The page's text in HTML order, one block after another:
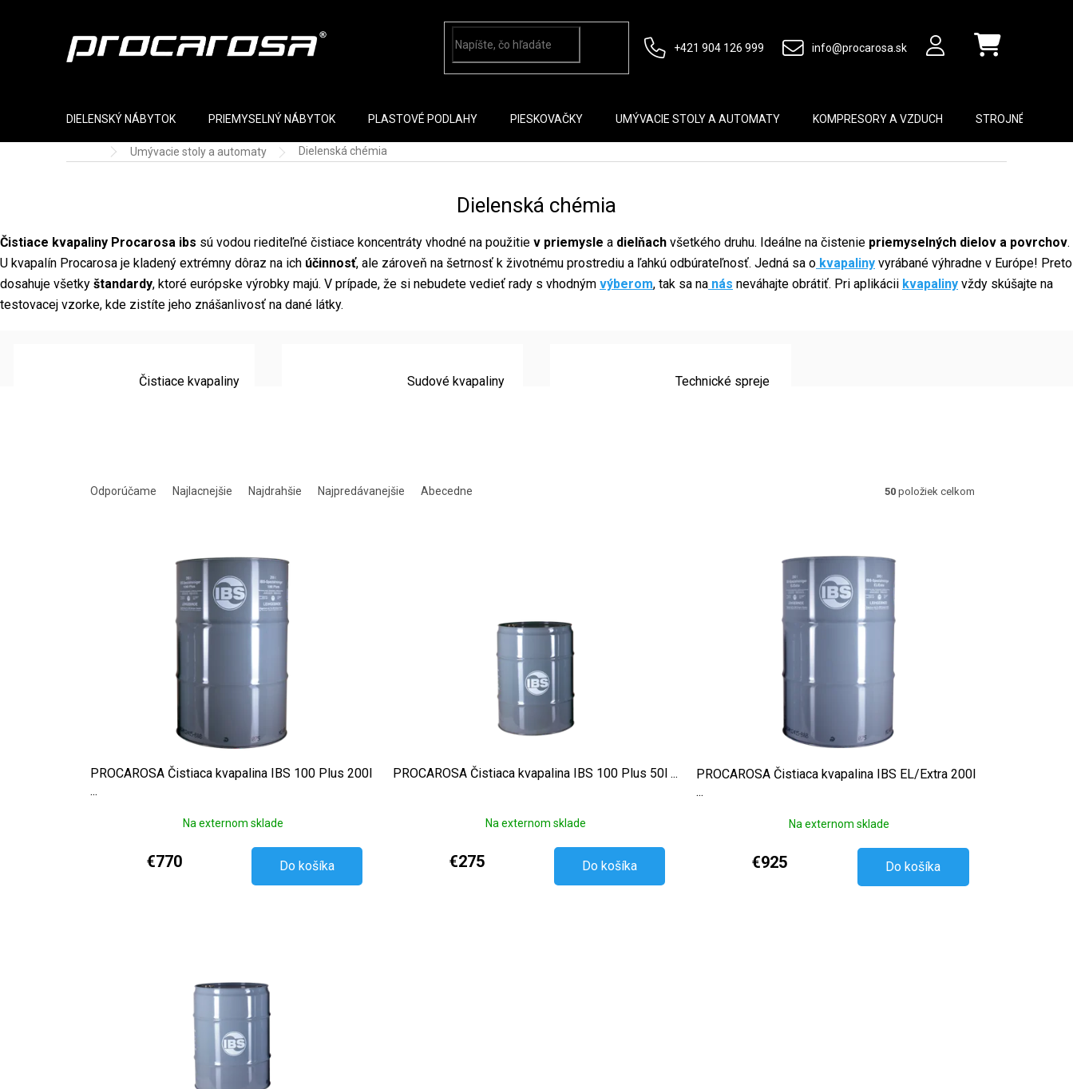
+421 904 126 999 info@procarosa.sk Nákupný košík
DIELENSKÝ NÁBYTOK PRIEMYSELNÝ NÁBYTOK PLASTOVÉ PODLAHY PIESKOVAČKY UMÝVACIE STOLY A AUTOMATY KOMPRESORY A VZDUCH STROJNÉ
Domov Umývacie stoly a automaty Dielenská chémia
Dielenská chémia
Čistiace kvapaliny Procarosa ibs sú vodou riediteľné čistiace koncentráty vhodné na použitie v priemysle a dielňach všetkého druhu. Ideálne na čistenie priemyselných dielov a povrchov.
U kvapalín Procarosa je kladený extrémny dôraz na ich účinnosť, ale zároveň na šetrnosť k životnému prostrediu a ľahkú odbúrateľnosť. Jedná sa o kvapaliny vyrábané výhradne v Európe! Preto
dosahuje všetky štandardy, ktoré európske výrobky majú. V prípade, že si nebudete vedieť rady s vhodným výberom, tak sa na nás neváhajte obrátiť. Pri aplikácii kvapaliny vždy skúšajte na
testovacej vzorke, kde zistíte jeho znášanlivosť na dané látky.
Čistiace kvapaliny Sudové kvapaliny Technické spreje
Odporúčame Najlacnejšie Najdrahšie Najpredávanejšie Abecedne 50 položiek celkom
PROCAROSA Čistiaca kvapalina IBS 100 Plus 200l
...
Na externom sklade
€770 Do košíka
PROCAROSA Čistiaca kvapalina IBS 100 Plus 50l ...
Na externom sklade
€275 Do košíka
PROCAROSA Čistiaca kvapalina IBS EL/Extra 200l
...
Na externom sklade
€925 Do košíka